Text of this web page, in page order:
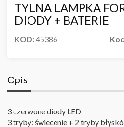
TYLNA LAMPKA
DIODY + BATERIE
KOD:45386
Opis
3 czerwone diody LED
3 tryby: świecenie + 2 tryby